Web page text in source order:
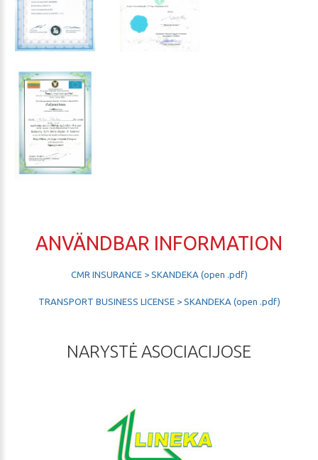
ANVÄNDBAR INFORMATION
CMR INSURANCE > SKANDEKA (open .pdf)
TRANSPORT BUSINESS LICENSE > SKANDEKA (open .pdf)
NARYSTĖASOCIACIJOSE